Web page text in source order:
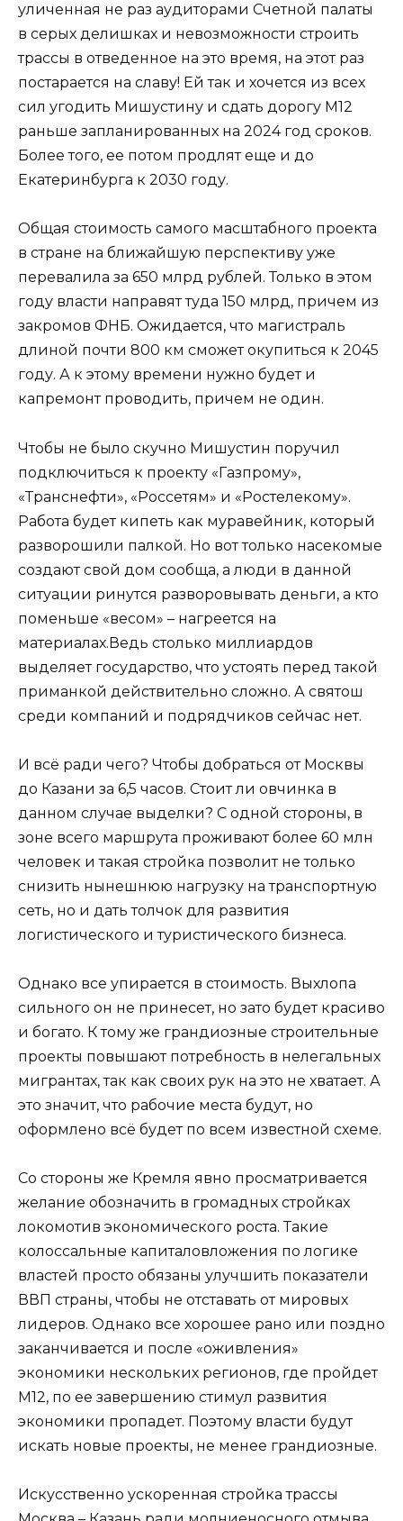
уличенная не раз аудиторами Счетной палаты
в серых делишках и невозможности строить
трассы в отведенное на это время, на этот раз
постарается на славу! Ей так и хочется из всех
сил угодить Мишустину и сдать дорогу М12
раньше запланированных на 2024 год сроков.
Более того, ее потом продлят еще и до
Екатеринбурга к 2030 году.
Общая стоимость самого масштабного проекта
в стране на ближайшую перспективу уже
перевалила за 650 млрд рублей. Только в этом
году власти направят туда 150 млрд, причем из
закромов ФНБ. Ожидается, что магистраль
длиной почти 800 км сможет окупиться к 2045
году. А к этому времени нужно будет и
капремонт проводить, причем не один.
Чтобы не было скучно Мишустин поручил
подключиться к проекту «Газпрому»,
«Транснефти», «Россетям» и «Ростелекому».
Работа будет кипеть как муравейник, который
разворошили палкой. Но вот только насекомые
создают свой дом сообща, а люди в данной
ситуации ринутся разворовывать деньги, а кто
поменьше «весом» – нагреется на
материалах.Ведь столько миллиардов
выделяет государство, что устоять перед такой
приманкой действительно сложно. А святош
среди компаний и подрядчиков сейчас нет.
И всё ради чего? Чтобы добраться от Москвы
до Казани за 6,5 часов. Стоит ли овчинка в
данном случае выделки? С одной стороны, в
зоне всего маршрута проживают более 60 млн
человек и такая стройка позволит не только
снизить нынешнюю нагрузку на транспортную
сеть, но и дать толчок для развития
логистического и туристического бизнеса.
Однако все упирается в стоимость. Выхлопа
сильного он не принесет, но зато будет красиво
и богато. К тому же грандиозные строительные
проекты повышают потребность в нелегальных
мигрантах, так как своих рук на это не хватает. А
это значит, что рабочие места будут, но
оформлено всё будет по всем известной схеме.
Со стороны же Кремля явно просматривается
желание обозначить в громадных стройках
локомотив экономического роста. Такие
колоссальные капиталовложения по логике
властей просто обязаны улучшить показатели
ВВП страны, чтобы не отставать от мировых
лидеров. Однако все хорошее рано или поздно
заканчивается и после «оживления»
экономики нескольких регионов, где пройдет
М12, по ее завершению стимул развития
экономики пропадет. Поэтому власти будут
искать новые проекты, не менее грандиозные.
Искусственно ускоренная стройка трассы